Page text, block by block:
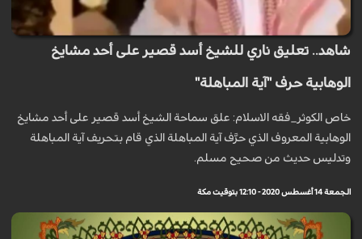
شاهد.. تعليق ناري للشيخ أسد قصير على أحد مشايخ
الوهابية حرف "آية المباهلة"
خاص الكوثر_فقه الاسلام: علق سماحة الشيخ أسد قصير على أحد مشايخ
الوهابية المعروف الذي حرَّف آية المباهلة الذي قام بتحريف آية المباهلة
وتدليس حديث من صحيح مسلم.
الجمعة 14 أغسطس 2020 - 12:10 بتوقيت مكة